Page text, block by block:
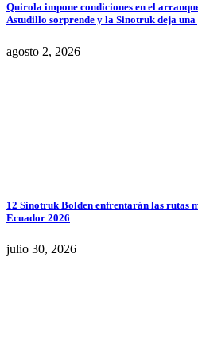
Quirola impone condiciones en el
Astudillo sorprende y la Sinotruk deja
agosto 2, 2026
12 Sinotruk Bolden enfrentarán las rutas
Ecuador 2026
julio 30, 2026